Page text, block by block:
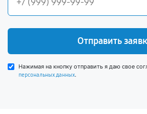
Отправить
Нажимая на кнопку отправить я даю свое
персональных данных.